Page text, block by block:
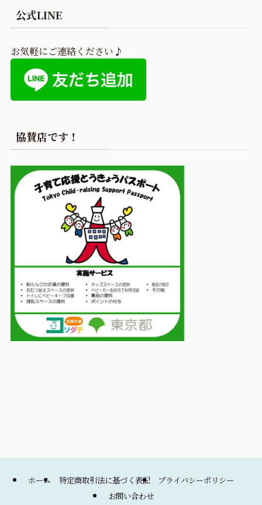
公式LINE
お気軽にご連絡ください♪
協賛店です！
ホーム 特定商取引法に基づく表記
プライバシーポリシー
お問い合わせ